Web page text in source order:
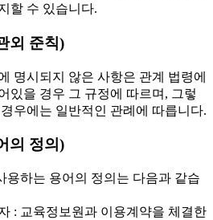
할 수 있습니다.
외 준칙)
명시되지 않은 사항은 관계 법령에
있을 경우 그 규정에 따르며, 그렇
우에는 일반적인 관례에 따릅니다.
의 정의)
용하는 용어의 정의는 다음과 같습
: 교육정보원과 이용계약을 체결한